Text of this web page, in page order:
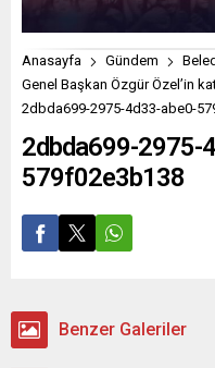
Anasayfa Gündem
Genel Başkan Özgür Özel’in
2dbda699-2975-4d33-abe0-
2dbda699-2975-
579f02e3b138
Benzer Galeriler